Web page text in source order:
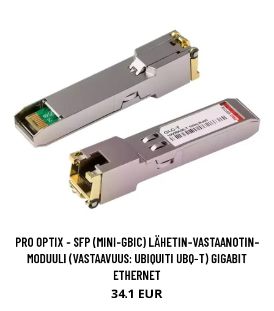
PRO OPTIX - SFP (MINI-GBIC) LÄHETIN-VASTAANOTIN-
MODUULI (VASTAAVUUS: UBIQUITI UBQ-T) GIGABIT
ETHERNET
34.1 EUR